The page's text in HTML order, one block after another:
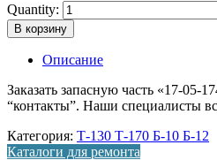
Quantity:
В корзину
Описание
Заказать запасную часть «17-
“контакты”. Наши специалисты
Категория: Т-130 Т-170 Б-10 Б-12
Каталоги для ремонта